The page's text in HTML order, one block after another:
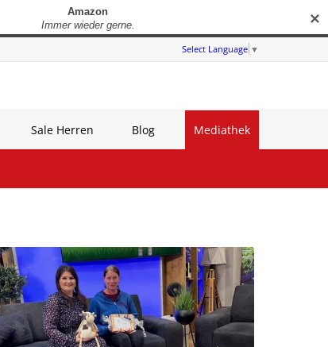
Select Language ▼
Sale Herren Blog Mediathek
✕